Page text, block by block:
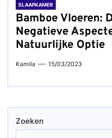
SLAAPKAMER
Bamboe Vloeren:
Negatieve
Natuurlijke Optie
Kamila 15/03/2023
Zoeken